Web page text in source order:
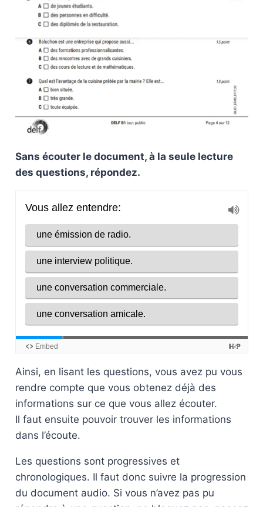
Sans écouter le document, à la seule lecture
des questions, répondez.
Ainsi, en lisant les questions, vous avez pu vous
rendre compte que vous obtenez déjà des
informations sur ce que vous allez écouter.
Il faut ensuite pouvoir trouver les informations
dans l’écoute.
Les questions sont progressives et
chronologiques. Il faut donc suivre la progression
du document audio. Si vous n’avez pas pu